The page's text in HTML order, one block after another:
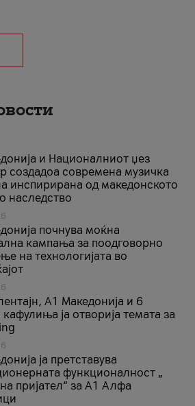
и Националниот џез
создадоа современа музичка
инспирирана од македонското
наследство
почнува моќна
кампања за поодговорно
на технологијата во
A1 Македонија и 6
ја отворија темата за
ја претставува
функционалност „
пријател“ за А1 Алфа